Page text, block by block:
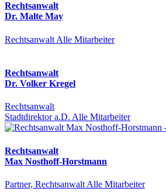
Rechtsanwalt
Dr. Malte May
Rechtsanwalt Alle Mitarbeiter
Rechtsanwalt
Dr. Volker Kregel
Rechtsanwalt
Stadtdirektor a.D. Alle Mitarbeiter
Rechtsanwalt
Max Nosthoff-Horstmann
Partner, Rechtsanwalt Alle Mitarbeiter